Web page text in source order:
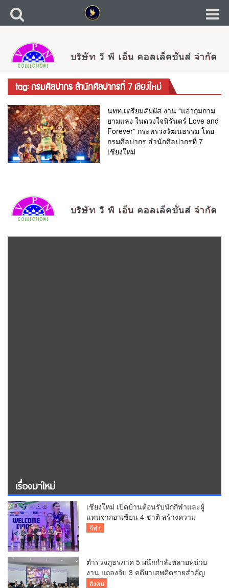
tag: กรมศิลปากร สำนักศิลปากรที่ 7 เชียงใหม่
นทท.เตรียมสัมผัส งาน “แอ่วกุมกาม
ยามแลง ในดวงใจนิรันดร์ Love and
Forever” กระทรวงวัฒนธรรม โดย
กรมศิลปากร สำนักศิลปากรที่ 7
เชียงใหม่
เรื่องมาใหม่
เชียงใหม่ เปิดบ้านต้อนรับนักกีฬาและผู้
แทนจากอาเซียน 4 ชาติ สร้างความ
ประทับใจก่อนเปิดศึกวอลเลย์บอล BYD
กีฬา
ตำรวจภูธรภาค 5 ผนึกกำลังหลายหน่วย
งาน แถลงจับ 3 คดียาเสพติดรายสำคัญ
ยึดยาบ้ากว่า 3.2 ล้านเม็ด เฮโรอีน 8.62
สังคม